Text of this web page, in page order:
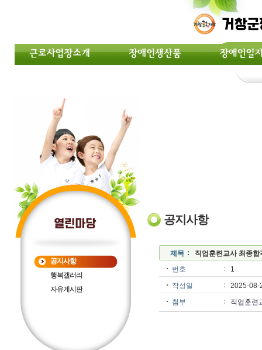
공지사항
행복갤러리
자유게시판
공지사항
제목
직업훈련교사 최종
번호
1
작성일
2025-08-
첨부
직업훈련